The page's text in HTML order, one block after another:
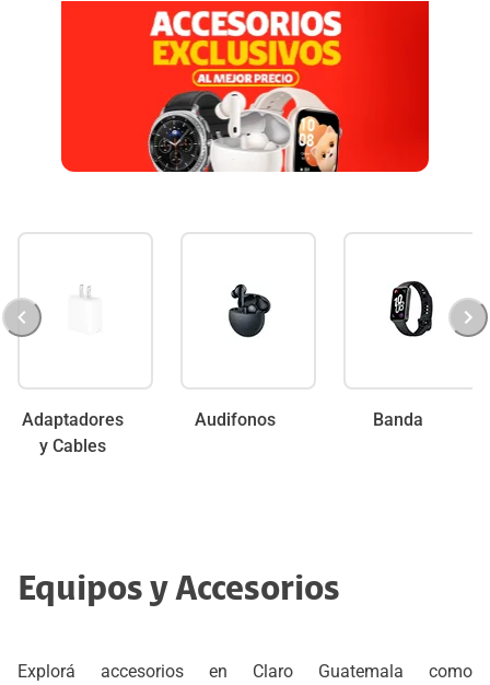
Adaptadores
y Cables
Audifonos Banda
Equipos y Accesorios
Explorá accesorios en Claro Guatemala como